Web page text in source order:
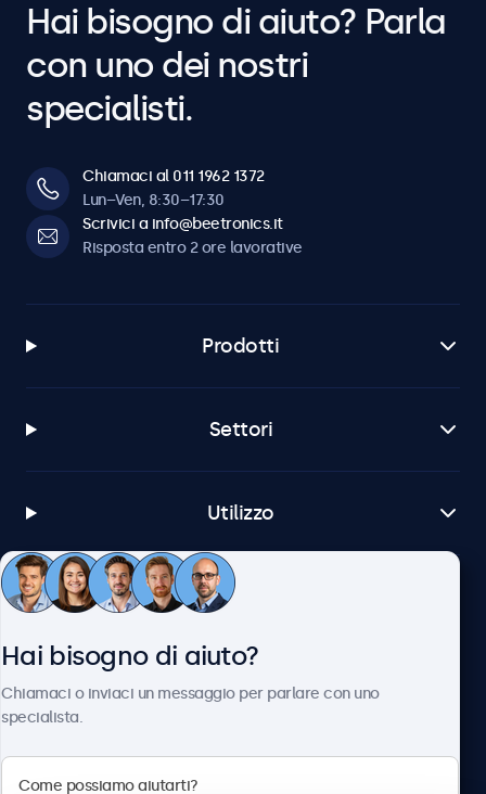
Hai bisogno di aiuto? Parla
con uno dei nostri
specialisti.
Chiamaci al 011 1962 1372
Lun–Ven, 8:30–17:30
Scrivici a info@beetronics.it
Risposta entro 2 ore lavorative
Prodotti
Settori
Utilizzo
Servizio Clienti
Hai bisogno di aiuto?
Chiamaci o inviaci un messaggio per parlare con uno
specialista.